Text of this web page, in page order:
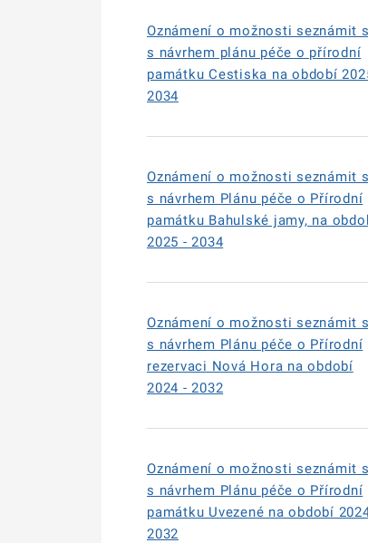
Oznámení o možnosti seznámit
s návrhem plánu péče o přírodní
památku Cestiska na období
2034
Oznámení o možnosti seznámit
s návrhem Plánu péče o Přírodní
památku Bahulské jamy, na
2025 - 2034
Oznámení o možnosti seznámit
s návrhem Plánu péče o Přírodní
rezervaci Nová Hora na období
2024 - 2032
Oznámení o možnosti seznámit
s návrhem Plánu péče o Přírodní
památku Uvezené na období
2032